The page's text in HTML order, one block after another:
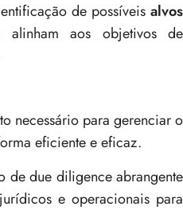
de possíveisalvos
alinham aos objetivos de
necessário para gerenciar o
eficiente e eficaz.
de due diligence abrangente
e operacionais para